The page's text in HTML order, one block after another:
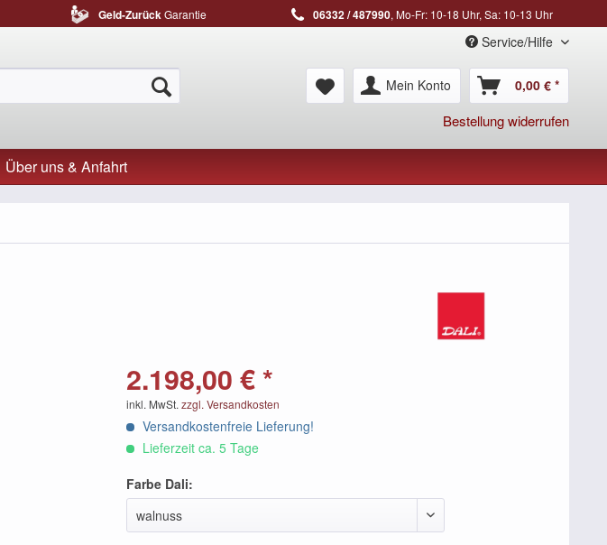
Geld-ZurückGarantie 06332 / 487990, Mo-Fr: 10-18 Uhr, Sa: 10-13 Uhr
Service/Hilfe
Mein Konto 0,00 € *
Bestellung widerrufen
Über uns & Anfahrt
2.198,00 € *
inkl. MwSt.zzgl. Versandkosten
Versandkostenfreie Lieferung!
Lieferzeit ca. 5 Tage
Farbe Dali:
walnuss